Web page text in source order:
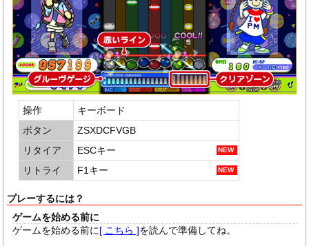
操作
キーボード
ボタン
ZSXDCFVGB
リタイア
ESCキー
リトライ
F1キー
プレーするには？
ゲームを始める前に
ゲームを始める前に[ こちら ]を読んで準備してね。